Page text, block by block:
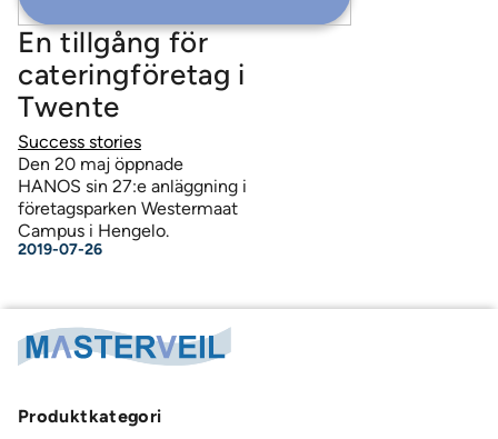
En tillgång för
cateringföretag i
Twente
Success stories
Den 20 maj öppnade
HANOS sin 27:e anläggning i
företagsparken Westermaat
Campus i Hengelo.
2019-07-26
Produktkategori